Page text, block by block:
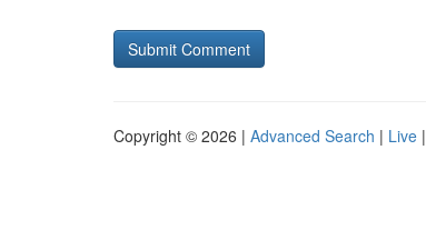
Copyright © 2026 | Advanced Search | Live |